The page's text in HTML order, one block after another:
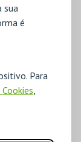
sua
é
Para